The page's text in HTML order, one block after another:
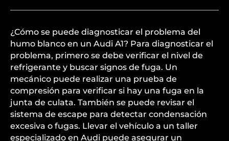
¿Cómo se puede diagnosticar el problema del
humo blanco en un Audi A1? Para diagnosticar el
problema, primero se debe verificar el nivel de
refrigerante y buscar signos de fuga. Un
mecánico puede realizar una prueba de
compresión para verificar si hay una fuga en la
junta de culata. También se puede revisar el
sistema de escape para detectar condensación
excesiva o fugas. Llevar el vehículo a un taller
especializado en Audi puede asegurar un